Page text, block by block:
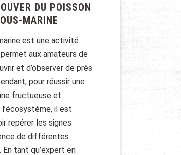
DU POISSON
MARINE
est une activité
aux amateurs de
et d’observer de près
pour réussir une
fructueuse et
il est
repérer les signes
de différentes
tant qu’expert en